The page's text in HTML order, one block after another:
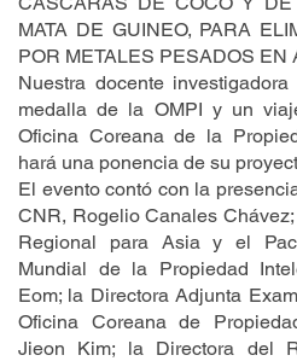
MATA DE GUINEO, PARA
POR METALES PESADOS EN
Nuestra docente
medalla de la OMPI y un
Oficina Coreana de la
hará una ponencia de su
El evento contó con la
CNR, Rogelio Canales
Regional para Asia y el
Mundial de la Propiedad
Eom; la Directora Adjunta
Oficina Coreana de
Jieon Kim; la Directora del